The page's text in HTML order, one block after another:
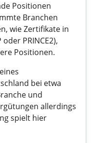
Positionen
Branchen
wie Zertifikate in
PRINCE2),
Positionen.
bei etwa
und
allerdings
spielt hier